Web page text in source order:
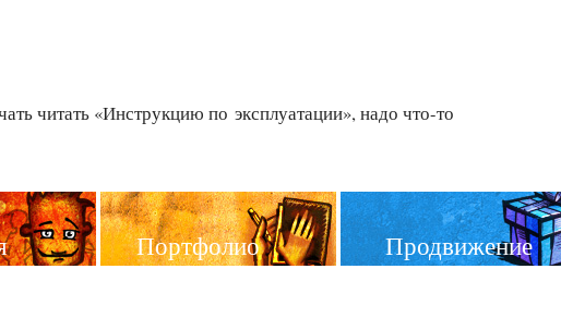
читать «Инструкцию по эксплуатации»,надо что-то
Портфолио Продвижение